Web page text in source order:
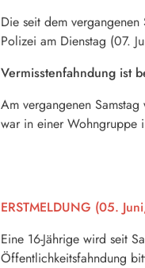
Die seit dem
Polizei am Dienstag (07.
Vermisstenfahndung ist
Am vergangenen
war in einer Wohngruppe
ERSTMELDUNG (05.
Eine 16-Jährige wird seit
Öffentlichkeitsfahndung